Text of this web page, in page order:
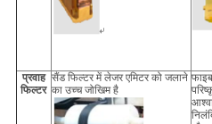
प्रवाह
फिल्टर
सैंड फिल्टर में लेजर एमिटर को जलाने
का उच्च जोखिम है